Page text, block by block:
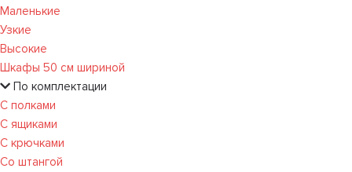
Маленькие
Узкие
Высокие
Шкафы 50 см шириной
По комплектации
С полками
С ящиками
С крючками
Со штангой